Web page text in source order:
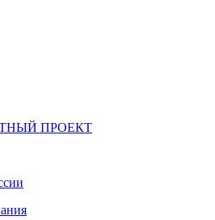
ПРОЕКТ